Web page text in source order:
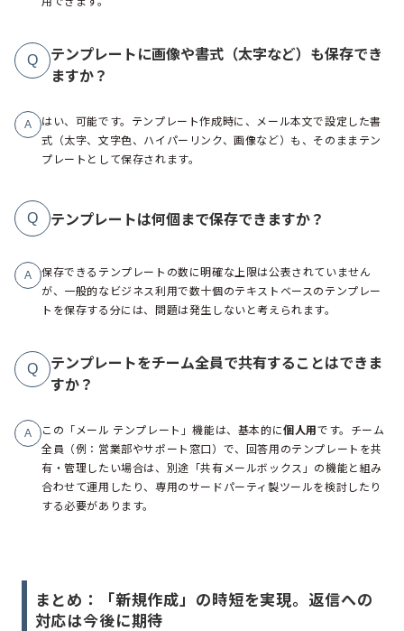
Q
テンプレートに画像や書式（太字など）も保存でき
ますか？
A
はい、可能です。テンプレート作成時に、メール本文で設定した書
式（太字、文字色、ハイパーリンク、画像など）も、そのままテン
プレートとして保存されます。
Q テンプレートは何個まで保存できますか？
A
保存できるテンプレートの数に明確な上限は公表されていません
が、一般的なビジネス利用で数十個のテキストベースのテンプレー
トを保存する分には、問題は発生しないと考えられます。
Q
テンプレートをチーム全員で共有することはできま
すか？
A この「メール テンプレート」機能は、基本的に個人用です。チーム
全員（例：営業部やサポート窓口）で、回答用のテンプレートを共
有・管理したい場合は、別途「共有メールボックス」の機能と組み
合わせて運用したり、専用のサードパーティ製ツールを検討したり
する必要があります。
まとめ：「新規作成」の時短を実現。返信への
対応は今後に期待